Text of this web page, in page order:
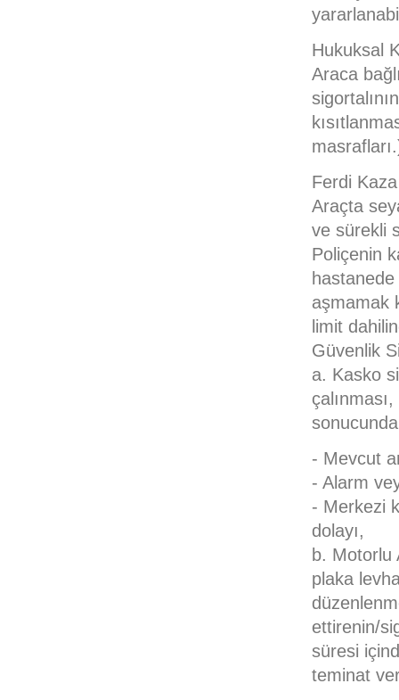
Hukuksal
Araca
Ferdi Kaza
Araçta
ve sürekli
Poliçenin
aşmamak
limit
Güvenlik
a. Kasko
- Mevcut
- Alarm
- Merkezi
dolayı,
b. Motorlu
plaka
ettirenin/
süresi
teminat